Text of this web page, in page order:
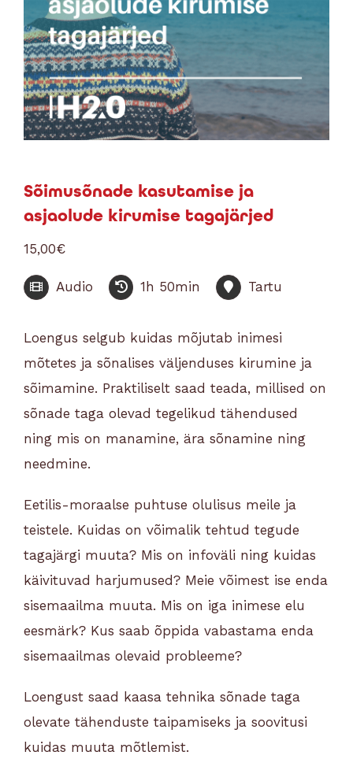
Sõimusõnade kasutamise ja
asjaolude kirumise tagajärjed
15,00€
Audio 1h 50min Tartu
Loengus selgub kuidas mõjutab inimesi
mõtetes ja sõnalises väljenduses kirumine ja
sõimamine. Praktiliselt saad teada, millised on
sõnade taga olevad tegelikud tähendused
ning mis on manamine, ära sõnamine ning
needmine.
Eetilis-moraalse puhtuse olulisus meile ja
teistele. Kuidas on võimalik tehtud tegude
tagajärgi muuta? Mis on infoväli ning kuidas
käivituvad harjumused? Meie võimest ise enda
sisemaailma muuta. Mis on iga inimese elu
eesmärk? Kus saab õppida vabastama enda
sisemaailmas olevaid probleeme?
Loengust saad kaasa tehnika sõnade taga
olevate tähenduste taipamiseks ja soovitusi
kuidas muuta mõtlemist.